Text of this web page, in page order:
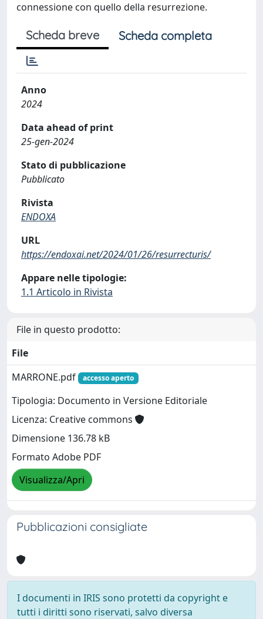
connessione con quello della resurrezione.
Scheda breve Scheda completa
Anno
2024
Data ahead of print
25-gen-2024
Stato di pubblicazione
Pubblicato
Rivista
ENDOXA
URL
https://endoxai.net/2024/01/26/resurrecturis/
Appare nelle tipologie:
1.1 Articolo in Rivista
File in questo prodotto:
File
MARRONE.pdf
accesso aperto
Tipologia: Documento in Versione Editoriale
Licenza: Creative commons
Dimensione 136.78 kB
Formato Adobe PDF
Visualizza/Apri
Pubblicazioni consigliate
I documenti in IRIS sono protetti da copyright e
tutti i diritti sono riservati, salvo diversa